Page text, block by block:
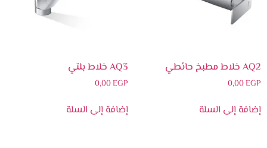
AQ2 خلاط مطبخ حائطي
0,00EGP
إضافة إلى السلة
AQ3 خلاط بلتي
0,00EGP
إضافة إلى السلة